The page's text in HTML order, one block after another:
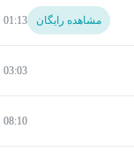
مشاهده رایگان 01:13
03:03
08:10